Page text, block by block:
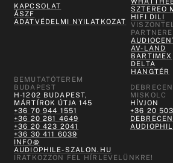
KAPCSOLAT
ÁSZF
ADATVÉDELMI NYILATKOZAT
SZTEREO
HIFI DILI
AV-LAND
BARTIMEX
DELTA
HANGTÉR
BEMUTATÓTEREM
BUDAPEST
H-1202 BUDAPEST,
MÁRTÍROK ÚTJA 145
+36 70 944 1551
+36 20 281 4649
+36 20 423 2041
+36 30 411 6039
INFO@
AUDIOPHILE-SZALON.HU
MISKOLC
HÍVJON
+36 20
IRATKOZZON FEL HÍRLEVELÜNKRE!